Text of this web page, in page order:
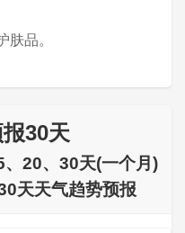
肤品。
30天
20、30天(一个月)
天天气趋势预报